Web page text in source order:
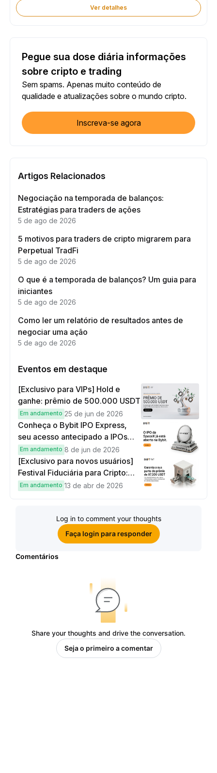
Ver detalhes
Pegue sua dose diária informações
sobre cripto e trading
Sem spams. Apenas muito conteúdo de
qualidade e atualizações sobre o mundo cripto.
Inscreva-se agora
Artigos Relacionados
Negociação na temporada de balanços:
Estratégias para traders de ações
5 de ago de 2026
5 motivos para traders de cripto migrarem para
Perpetual TradFi
5 de ago de 2026
O que é a temporada de balanços? Um guia para
iniciantes
5 de ago de 2026
Como ler um relatório de resultados antes de
negociar uma ação
5 de ago de 2026
Eventos em destaque
[Exclusivo para VIPs] Hold e
ganhe: prêmio de 500.000 USDT
Em andamento 25 de jun de 2026
Conheça o Bybit IPO Express,
seu acesso antecipado a IPOs
globais
Em andamento 8 de jun de 2026
[Exclusivo para novos usuários]
Festival Fiduciária para Cripto:
complete tarefas simples e
Em andamento 13 de abr de 2026
Log in to comment your thoughts
Faça login para responder
Comentários
Share your thoughts and drive the conversation.
Seja o primeiro a comentar